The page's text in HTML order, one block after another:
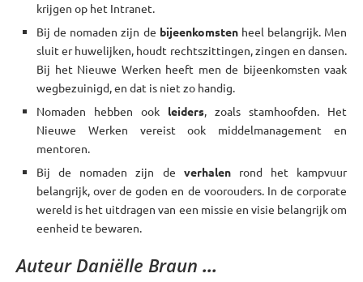
krijgen op het Intranet.
Bij de nomaden zijn de bijeenkomstenheel belangrijk. Men
sluit er huwelijken, houdt rechtszittingen, zingen en dansen.
Bij het Nieuwe Werken heeft men de bijeenkomsten vaak
wegbezuinigd, en dat is niet zo handig.
Nomaden hebben ook leiders, zoals stamhoofden. Het
Nieuwe Werken vereist ook middelmanagement en
mentoren.
Bij de nomaden zijn de verhalenrond het kampvuur
belangrijk, over de goden en de voorouders. In de corporate
wereld is het uitdragen van een missie en visie belangrijk om
eenheid te bewaren.
Auteur Daniëlle Braun …